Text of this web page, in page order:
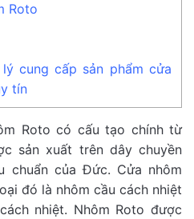
Roto
cung cấp sản phẩm cửa
tín
Roto có cấu tạo chính từ
sản xuất trên dây chuyền
chuẩn của Đức. Cửa nhôm
đó là nhôm cầu cách nhiệt
nhiệt. Nhôm Roto được